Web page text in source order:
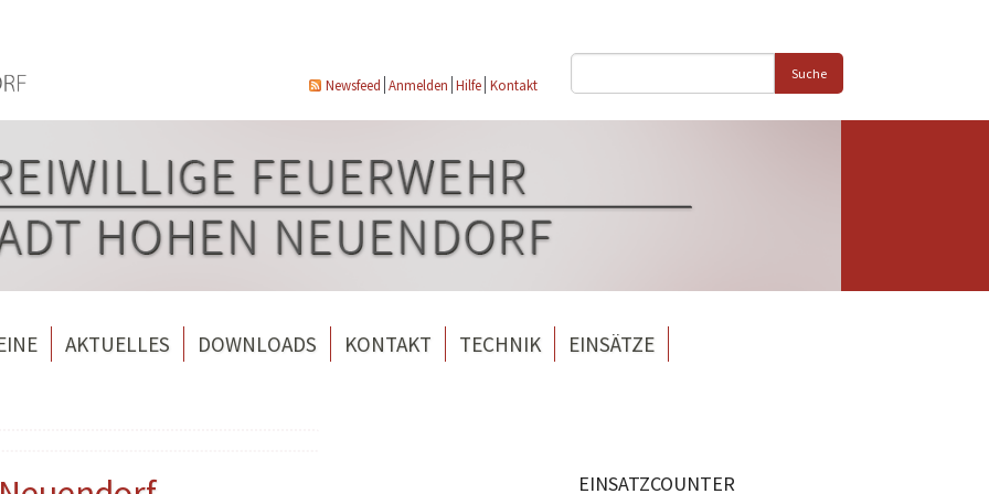
Newsfeed Anmelden Hilfe Kontakt
Suche
AKTUELLES DOWNLOADS KONTAKT TECHNIK EINSÄTZE
EINSATZCOUNTER